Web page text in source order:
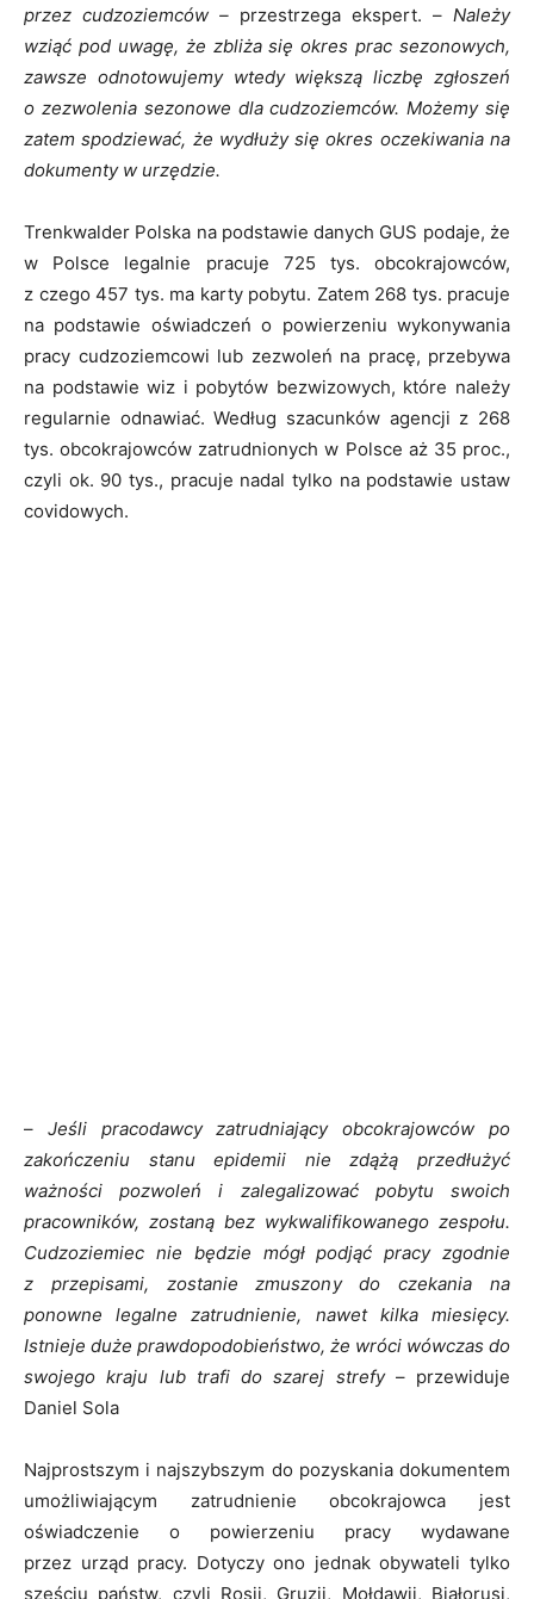
przez cudzoziemców – przestrzega ekspert. – Należy
wziąć pod uwagę, że zbliża się okres prac sezonowych,
zawsze odnotowujemy wtedy większą liczbę zgłoszeń
o zezwolenia sezonowe dla cudzoziemców. Możemy się
zatem spodziewać, że wydłuży się okres oczekiwania na
dokumenty w urzędzie.
Trenkwalder Polska na podstawie danych GUS podaje, że
w Polsce legalnie pracuje 725 tys. obcokrajowców,
z czego 457 tys. ma karty pobytu. Zatem 268 tys. pracuje
na podstawie oświadczeń o powierzeniu wykonywania
pracy cudzoziemcowi lub zezwoleń na pracę, przebywa
na podstawie wiz i pobytów bezwizowych, które należy
regularnie odnawiać. Według szacunków agencji z 268
tys. obcokrajowców zatrudnionych w Polsce aż 35 proc.,
czyli ok. 90 tys., pracuje nadal tylko na podstawie ustaw
covidowych.
– Jeśli pracodawcy zatrudniający obcokrajowców po
zakończeniu stanu epidemii nie zdążą przedłużyć
ważności pozwoleń i zalegalizować pobytu swoich
pracowników, zostaną bez wykwalifikowanego zespołu.
Cudzoziemiec nie będzie mógł podjąć pracy zgodnie
z przepisami, zostanie zmuszony do czekania na
ponowne legalne zatrudnienie, nawet kilka miesięcy.
Istnieje duże prawdopodobieństwo, że wróci wówczas do
swojego kraju lub trafi do szarej strefy– przewiduje
Daniel Sola
Najprostszym i najszybszym do pozyskania dokumentem
umożliwiającym zatrudnienie obcokrajowca jest
oświadczenie o powierzeniu pracy wydawane
przez urząd pracy. Dotyczy ono jednak obywateli tylko
sześciu państw, czyli Rosji, Gruzji, Mołdawii, Białorusi,